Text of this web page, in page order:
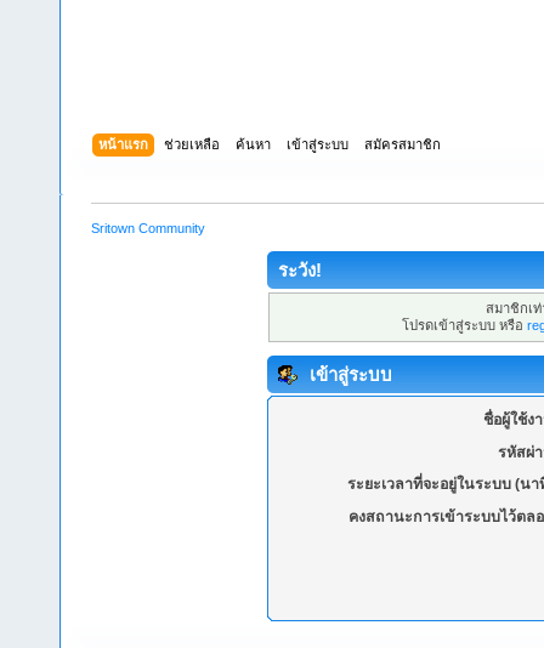
หน้าแรก ช่วยเหลือ ค้นหา เข้าสู่ระบบ สมัครสมาชิก
Sritown Community
ระวัง!
สมาชิกเ
โปรดเข้าสู่ระบบ หรือ
เข้าสู่ระบบ
ชื่อผู้ใช้ง
รหัสผ่
ระยะเวลาที่จะอยู่ในระบบ (นา
คงสถานะการเข้าระบบไว้ตล